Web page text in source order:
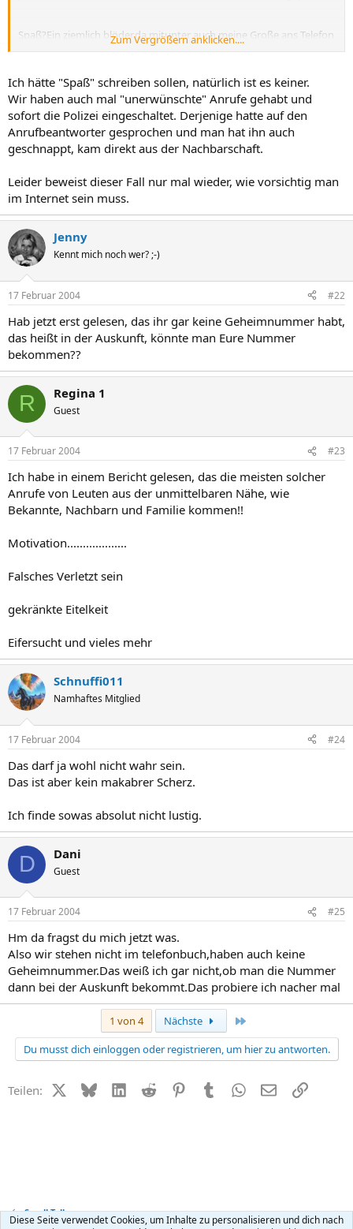
Spaß?Ein ziemlich blöder,da mitunter auch meine Große ans Telefon
Zum Vergrößern anklicken....
Ich hätte "Spaß" schreiben sollen, natürlich ist es keiner.
Wir haben auch mal "unerwünschte" Anrufe gehabt und
sofort die Polizei eingeschaltet. Derjenige hatte auf den
Anrufbeantworter gesprochen und man hat ihn auch
geschnappt, kam direkt aus der Nachbarschaft.
Leider beweist dieser Fall nur mal wieder, wie vorsichtig man
im Internet sein muss.
Jenny
Kennt mich noch wer? ;-)
17 Februar 2004 #22
Hab jetzt erst gelesen, das ihr gar keine Geheimnummer habt,
das heißt in der Auskunft, könnte man Eure Nummer
bekommen??
R Regina 1
Guest
17 Februar 2004 #23
Ich habe in einem Bericht gelesen, das die meisten solcher
Anrufe von Leuten aus der unmittelbaren Nähe, wie
Bekannte, Nachbarn und Familie kommen!!
Motivation...................
Falsches Verletzt sein
gekränkte Eitelkeit
Eifersucht und vieles mehr
Schnuffi011
Namhaftes Mitglied
17 Februar 2004 #24
Das darf ja wohl nicht wahr sein.
Das ist aber kein makabrer Scherz.
Ich finde sowas absolut nicht lustig.
D Dani
Guest
17 Februar 2004 #25
Hm da fragst du mich jetzt was.
Also wir stehen nicht im telefonbuch,haben auch keine
Geheimnummer.Das weiß ich gar nicht,ob man die Nummer
dann bei der Auskunft bekommt.Das probiere ich nacher mal
1 von 4 Nächste
Du musst dich einloggen oder registrieren, um hier zu antworten.
Teilen: X (Twitter)
BlueskyLinkedIn
Reddit PinterestTumblr WhatsApp
E-MailLink
Small Talk
Diese Seite verwendet Cookies, um Inhalte zu personalisieren und dich nach